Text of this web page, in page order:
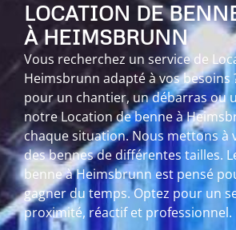
LOCATION DE
À HEIMSBRUNN
Vous recherchez un service de
Heimsbrunn adapté à vos besoins
pour un chantier, un débarras ou
notre Location de benne à
chaque situation. Nous mettons à
des bennes de différentes tailles.
benne à Heimsbrunn est pensé
gagner du temps. Optez pour un
proximité, réactif et professionnel.